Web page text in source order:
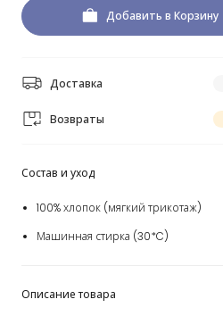
Добавить в Корзину
Доставка
Возвраты
Состав и уход
100% хлопок (мягкий трикотаж)
Машинная стирка (30*C)
Описание товара